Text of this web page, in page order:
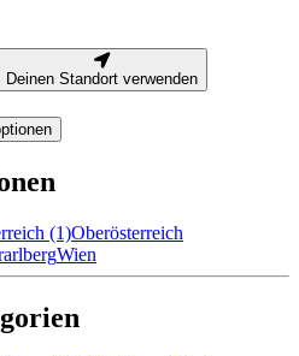
Deinen Standort verwenden
(1)Oberösterreich
Wien